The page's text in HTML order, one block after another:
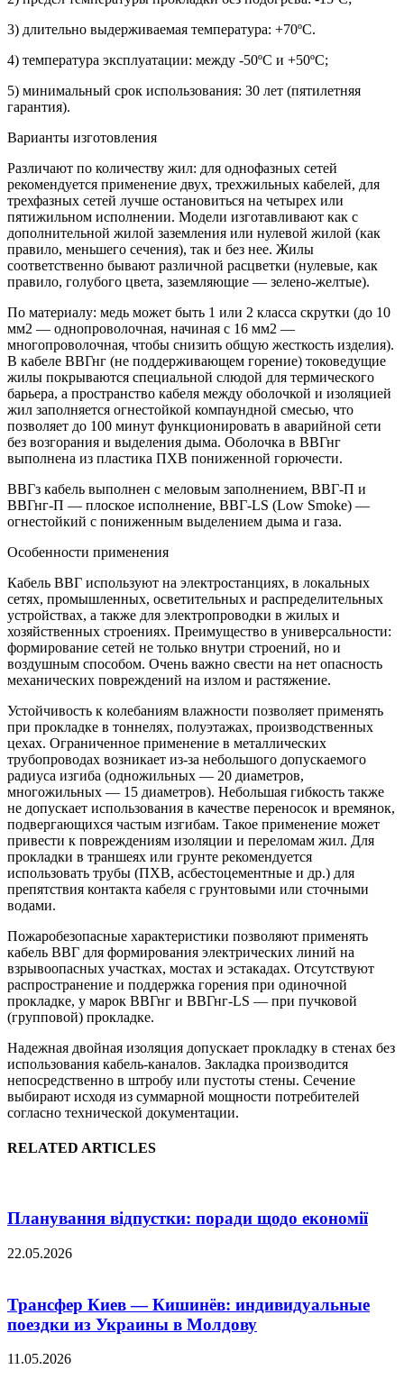
3) длительно выдерживаемая температура: +70ºС.
4) температура эксплуатации: между -50ºС и +50ºС;
5) минимальный срок использования: 30 лет (пятилетняя
гарантия).
Варианты изготовления
Различают по количеству жил: для однофазных сетей
рекомендуется применение двух, трехжильных кабелей, для
трехфазных сетей лучше остановиться на четырех или
пятижильном исполнении. Модели изготавливают как с
дополнительной жилой заземления или нулевой жилой (как
правило, меньшего сечения), так и без нее. Жилы
соответственно бывают различной расцветки (нулевые, как
правило, голубого цвета, заземляющие — зелено-желтые).
По материалу: медь может быть 1 или 2 класса скрутки (до 10
мм2 — однопроволочная, начиная с 16 мм2 —
многопроволочная, чтобы снизить общую жесткость изделия).
В кабеле ВВГнг (не поддерживающем горение) токоведущие
жилы покрываются специальной слюдой для термического
барьера, а пространство кабеля между оболочкой и изоляцией
жил заполняется огнестойкой компаундной смесью, что
позволяет до 100 минут функционировать в аварийной сети
без возгорания и выделения дыма. Оболочка в ВВГнг
выполнена из пластика ПХВ пониженной горючести.
ВВГз кабель выполнен с меловым заполнением, ВВГ-П и
ВВГнг-П — плоское исполнение, ВВГ-LS (Low Smoke) —
огнестойкий с пониженным выделением дыма и газа.
Особенности применения
Кабель ВВГ используют на электростанциях, в локальных
сетях, промышленных, осветительных и распределительных
устройствах, а также для электропроводки в жилых и
хозяйственных строениях. Преимущество в универсальности:
формирование сетей не только внутри строений, но и
воздушным способом. Очень важно свести на нет опасность
механических повреждений на излом и растяжение.
Устойчивость к колебаниям влажности позволяет применять
при прокладке в тоннелях, полуэтажах, производственных
цехах. Ограниченное применение в металлических
трубопроводах возникает из-за небольшого допускаемого
радиуса изгиба (одножильных — 20 диаметров,
многожильных — 15 диаметров). Небольшая гибкость также
не допускает использования в качестве переносок и времянок,
подвергающихся частым изгибам. Такое применение может
привести к повреждениям изоляции и переломам жил. Для
прокладки в траншеях или грунте рекомендуется
использовать трубы (ПХВ, асбестоцементные и др.) для
препятствия контакта кабеля с грунтовыми или сточными
водами.
Пожаробезопасные характеристики позволяют применять
кабель ВВГ для формирования электрических линий на
взрывоопасных участках, мостах и эстакадах. Отсутствуют
распространение и поддержка горения при одиночной
прокладке, у марок ВВГнг и ВВГнг-LS — при пучковой
(групповой) прокладке.
Надежная двойная изоляция допускает прокладку в стенах без
использования кабель-каналов. Закладка производится
непосредственно в штробу или пустоты стены. Сечение
выбирают исходя из суммарной мощности потребителей
согласно технической документации.
RELATED ARTICLES
Планування відпустки: поради щодо економії
22.05.2026
Трансфер Киев — Кишинёв: индивидуальные
поездки из Украины в Молдову
11.05.2026